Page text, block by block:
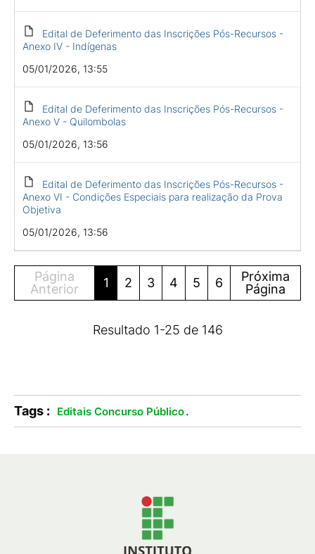
Edital de Deferimento das Inscrições Pós-Recursos -
Anexo IV - Indígenas
05/01/2026, 13:55
Edital de Deferimento das Inscrições Pós-Recursos -
Anexo V - Quilombolas
05/01/2026, 13:56
Edital de Deferimento das Inscrições Pós-Recursos -
Anexo VI - Condições Especiais para realização da Prova
Objetiva
05/01/2026, 13:56
Página
Anterior
1 2 3 4 5 6
Próxima
Página
Resultado 1-25 de 146
Tags : Editais Concurso Público.